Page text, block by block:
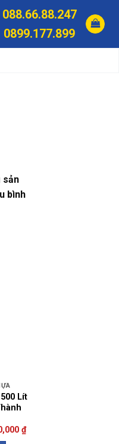
088.66.88.247
0899.177.899
sản
bình
Lít
₫